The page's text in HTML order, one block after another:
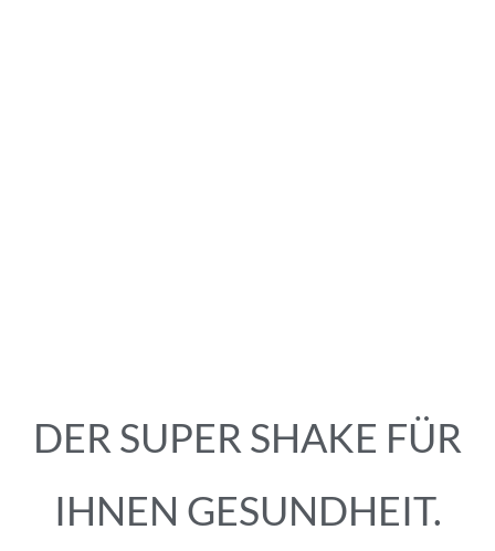
DER SUPER SHAKE FÜR
IHNEN GESUNDHEIT.